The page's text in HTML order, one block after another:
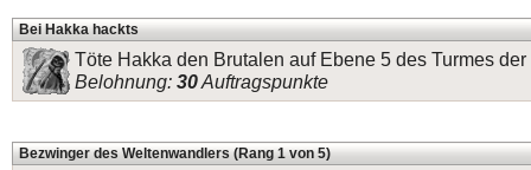
Bei Hakka hackts
Töte Hakka den Brutalen auf Ebene 5 des Turmes der
Belohnung: 30Auftragspunkte
Bezwinger des Weltenwandlers (Rang 1 von 5)